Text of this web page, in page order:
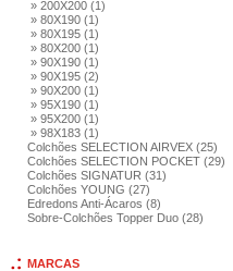
» 200X200 (1)
» 80X190 (1)
» 80X195 (1)
» 80X200 (1)
» 90X190 (1)
» 90X195 (2)
» 90X200 (1)
» 95X190 (1)
» 95X200 (1)
» 98X183 (1)
Colchões SELECTION AIRVEX (25)
Colchões SELECTION POCKET (29)
Colchões SIGNATUR (31)
Colchões YOUNG (27)
Edredons Anti-Ácaros (8)
Sobre-Colchões Topper Duo (28)
MARCAS